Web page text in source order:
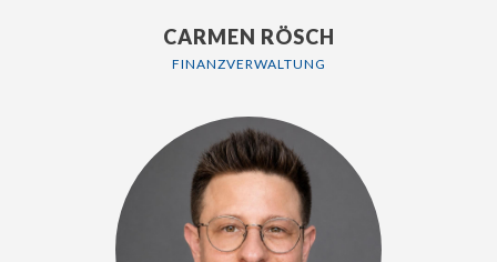
CARMEN RÖSCH
FINANZVERWALTUNG